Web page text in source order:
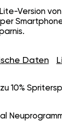
Version
Daten
zu 10%